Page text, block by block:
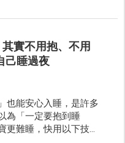
實不用抱、不用
己睡過夜
也能安心入睡，是許多
為「一定要抱到睡
更難睡，快用以下技